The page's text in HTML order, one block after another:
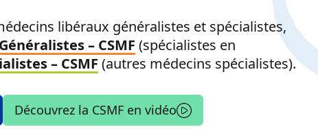
libéraux généralistes et spécialistes,
– CSMF (spécialistes en
– CSMF (autres médecins spécialistes).
Découvrez la CSMF en vidéo